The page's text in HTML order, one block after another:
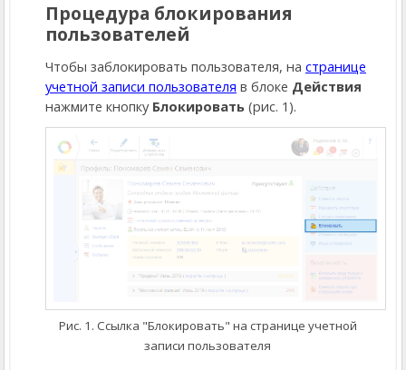
Процедура блокирования
пользователей
Чтобы заблокировать пользователя, на странице
учетной записи пользователя в блоке Действия
нажмите кнопку Блокировать (рис. 1).
Рис. 1. Ссылка "Блокировать" на странице учетной
записи пользователя